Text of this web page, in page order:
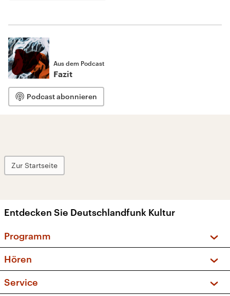
Aus dem Podcast
Fazit
Podcast abonnieren
Zur Startseite
Entdecken Sie Deutschlandfunk Kultur
Programm
Sendungen und Podcasts
Musikliste
Hören
Service